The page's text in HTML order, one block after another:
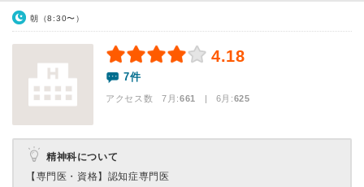
朝（8:30〜）
4.18
7件
アクセス数 7月:661 | 6月:625
精神科について
【専門医・資格】 認知症専門医